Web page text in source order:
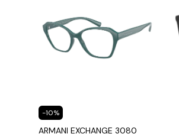
-10%
ARMANI EXCHANGE 3080